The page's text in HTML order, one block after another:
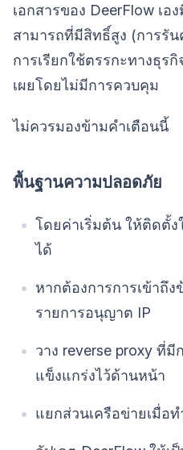
เอกสารของ DeerFlow เอ
สามารถที่มีสิทธิ์สูง (การรัน
การเรียกใช้ตรรกะทางธุร
เผยโดยไม่มีการควบคุม
ไม่ควรมองข้ามคำเตือนนี้
พื้นฐานความปลอดภัย
โดยค่าเริ่มต้น ให้ติดตั้ง
ได้
หากต้องการการเข้าถึง
รายการอนุญาต IP
วาง reverse proxy ที่
แข็งแกร่งไว้ด้านหน้า
แยกส่วนเครือข่ายเมื่อท